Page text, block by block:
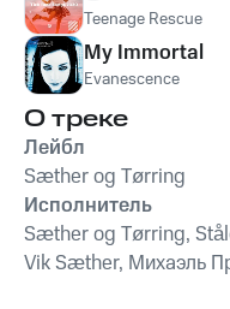
Teenage Rescue
My Immortal
Evanescence
О треке
Лейбл
Sæther og Tørring
Исполнитель
Sæther og Tørring,
Vik Sæther, Михаэль